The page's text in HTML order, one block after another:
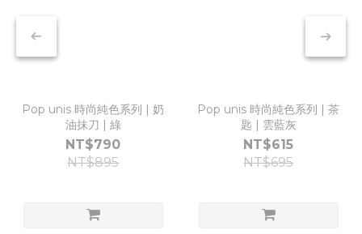
Pop unis 時尚純色系列 | 奶
油抹刀 | 綠
NT$790
NT$895
Pop unis 時尚純色系列 | 茶
匙 | 雲藍灰
NT$615
NT$695